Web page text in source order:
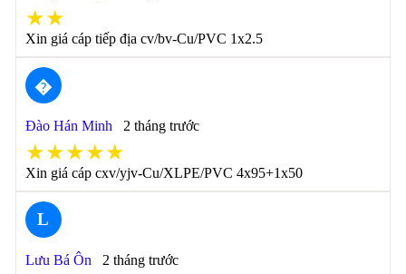
★★
Xin giá cáp tiếp địa cv/bv-Cu/PVC 1x2.5
�
Đào Hán Minh 2 tháng trước
★★★★★
Xin giá cáp cxv/yjv-Cu/XLPE/PVC 4x95+1x50
L
Lưu Bá Ôn 2 tháng trước